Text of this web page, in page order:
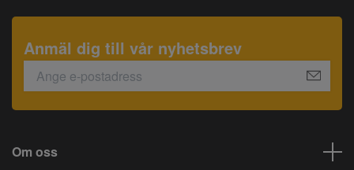
Anmäl dig till vår nyhetsbrev
Om oss